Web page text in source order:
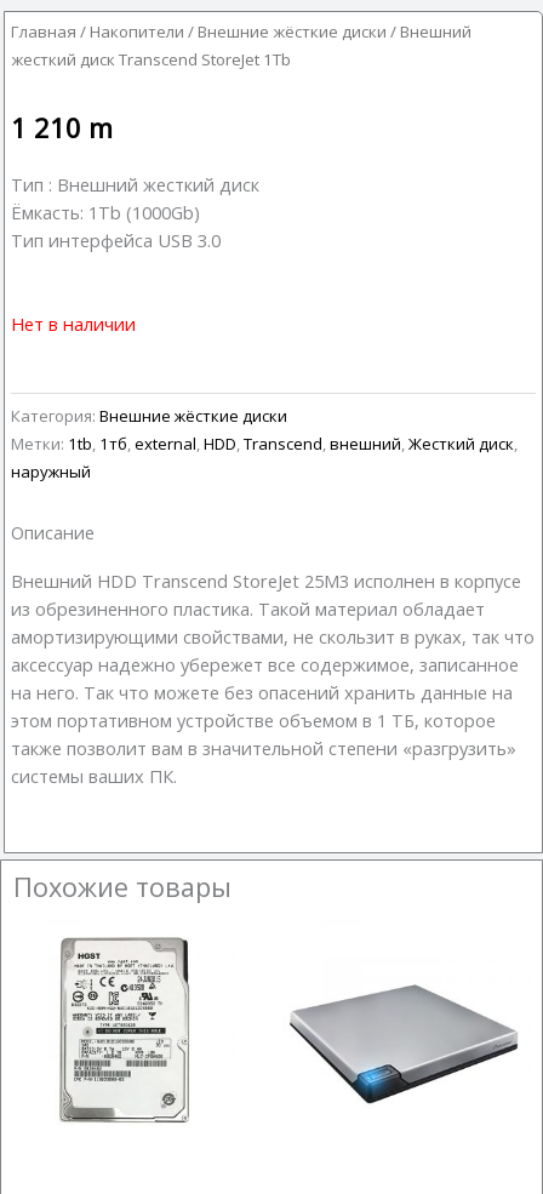
Главная / Накопители / Внешние жёсткие диски / Внешний
жесткий диск Transcend StoreJet 1Tb
1 210 m
Тип : Внешний жесткий диск
Ёмкасть: 1Tb (1000Gb)
Тип интерфейса USB 3.0
Нет в наличии
Категория: Внешние жёсткие диски
Метки: 1tb, 1тб,external,HDD,Transcend,внешний,Жесткий диск,
наружный
Описание
Внешний HDD Transcend StoreJet 25M3 исполнен в корпусе
из обрезиненного пластика. Такой материал обладает
амортизирующими свойствами, не скользит в руках, так что
аксессуар надежно убережет все содержимое, записанное
на него. Так что можете без опасений хранить данные на
этом портативном устройстве объемом в 1 ТБ, которое
также позволит вам в значительной степени «разгрузить»
системы ваших ПК.
Похожие товары